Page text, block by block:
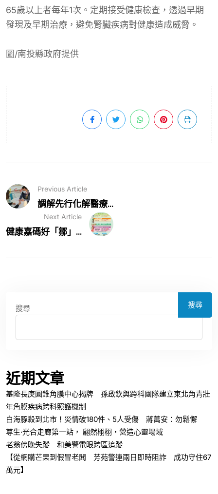
65歲以上者每年1次。定期接受健康檢查，透過早期
發現及早期治療，避免腎臟疾病對健康造成威脅。
圖/南投縣政府提供
Previous Article
調解先行化解醫療...
Next Article
健康嘉碼好「鄒」...
搜尋 搜尋
近期文章
基隆長庚圓錐角膜中心揭牌 孫啟欽與跨科團隊建立東北角青壯
年角膜疾病跨科照護機制
白海豚殺到北市！災情破180件、5人受傷 蔣萬安：勿鬆懈
尊生·光合走廊第一站， 翩然栩栩・營造心靈場域
老翁傍晚失蹤 和美警電眼跨區追蹤
【從網購芒果到假冒老闆 芳苑警連兩日即時阻詐 成功守住67
萬元】